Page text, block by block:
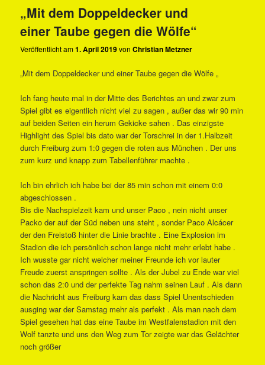
„Mit dem Doppeldecker und
einer Taube gegen die Wölfe“
Veröffentlicht am1. April 2019vonChristian Metzner
„Mit dem Doppeldecker und einer Taube gegen die Wölfe „
Ich fang heute mal in der Mitte des Berichtes an und zwar zum
Spiel gibt es eigentlich nicht viel zu sagen , außer das wir 90 min
auf beiden Seiten ein herum Gekicke sahen . Das einzigste
Highlight des Spiel bis dato war der Torschrei in der 1.Halbzeit
durch Freiburg zum 1:0 gegen die roten aus München . Der uns
zum kurz und knapp zum Tabellenführer machte .
Ich bin ehrlich ich habe bei der 85 min schon mit einem 0:0
abgeschlossen .
Bis die Nachspielzeit kam und unser Paco , nein nicht unser
Packo der auf der Süd neben uns steht , sonder Paco Alcácer
der den Freistoß hinter die Linie brachte . Eine Explosion im
Stadion die ich persönlich schon lange nicht mehr erlebt habe .
Ich wusste gar nicht welcher meiner Freunde ich vor lauter
Freude zuerst anspringen sollte . Als der Jubel zu Ende war viel
schon das 2:0 und der perfekte Tag nahm seinen Lauf . Als dann
die Nachricht aus Freiburg kam das dass Spiel Unentschieden
ausging war der Samstag mehr als perfekt . Als man nach dem
Spiel gesehen hat das eine Taube im Westfalenstadion mit den
Wolf tanzte und uns den Weg zum Tor zeigte war das Gelächter
noch größer